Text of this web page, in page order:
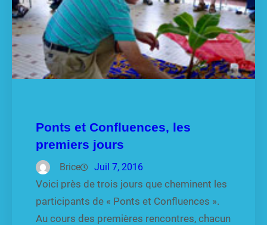
Ponts et Confluences, les
premiers jours
Brice Juil 7, 2016
Voici près de trois jours que cheminent les
participants de « Ponts et Confluences ».
Au cours des premières rencontres, chacun